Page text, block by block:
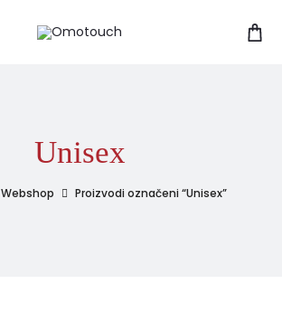
Unisex
Webshop Proizvodi označeni “Unisex”